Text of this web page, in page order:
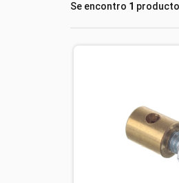
Se encontro 1 producto